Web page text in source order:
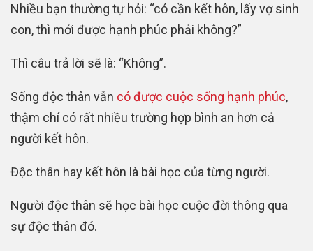
Nhiều bạn thường tự hỏi: “có cần kết hôn, lấy vợ sinh
con, thì mới được hạnh phúc phải không?”
Thì câu trả lời sẽ là: “Không”.
Sống độc thân vẫn có được cuộc sống hạnh phúc,
thậm chí có rất nhiều trường hợp bình an hơn cả
người kết hôn.
Độc thân hay kết hôn là bài học của từng người.
Người độc thân sẽ học bài học cuộc đời thông qua
sự độc thân đó.